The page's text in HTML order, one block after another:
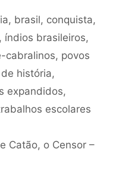
, brasil, conquista,
, índios brasileiros,
cabralinos, povos
história,
expandidos,
escolares
Catão, o Censor –